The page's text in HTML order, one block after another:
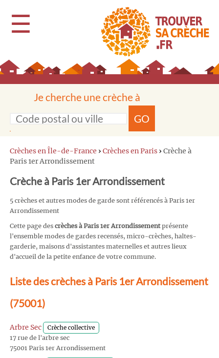
☰
Je cherche une crèche à
GO
Crèches en Île-de-France › Crèches en Paris › Crèche à
Paris 1er Arrondissement
Crèche à Paris 1er Arrondissement
5 crèches et autres modes de garde sont référencés à Paris 1er
Arrondissement
Cette page des crèches à Paris 1er Arrondissementprésente
l'ensemble modes de gardes recensés, micro-crèches, haltes-
garderie, maisons d'assistantes maternelles et autres lieux
d'accueil de la petite enfance de votre commune.
Liste des crèches à Paris 1er Arrondissement
(75001)
Arbre Sec Crèche collective
17 rue de l'arbre sec
75001 Paris 1er Arrondissement